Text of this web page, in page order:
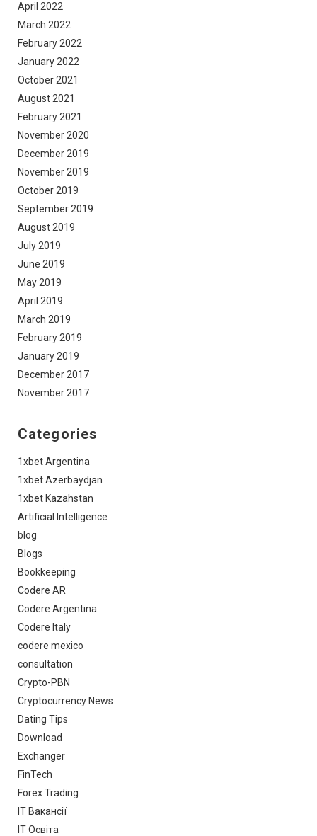
April 2022
March 2022
February 2022
January 2022
October 2021
August 2021
February 2021
November 2020
December 2019
November 2019
October 2019
September 2019
August 2019
July 2019
June 2019
May 2019
April 2019
March 2019
February 2019
January 2019
December 2017
November 2017
Categories
1xbet Argentina
1xbet Azerbaydjan
1xbet Kazahstan
Artificial Intelligence
blog
Blogs
Bookkeeping
Codere AR
Codere Argentina
Codere Italy
codere mexico
consultation
Crypto-PBN
Cryptocurrency News
Dating Tips
Download
Exchanger
FinTech
Forex Trading
IT Вакансії
IT Освіта